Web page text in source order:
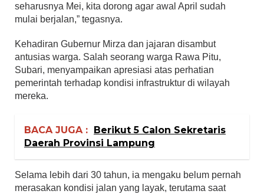
seharusnya Mei, kita dorong agar awal April sudah
mulai berjalan,” tegasnya.
Kehadiran Gubernur Mirza dan jajaran disambut
antusias warga. Salah seorang warga Rawa Pitu,
Subari, menyampaikan apresiasi atas perhatian
pemerintah terhadap kondisi infrastruktur di wilayah
mereka.
BACA JUGA :
Berikut 5 Calon Sekretaris
Daerah Provinsi Lampung
Selama lebih dari 30 tahun, ia mengaku belum pernah
merasakan kondisi jalan yang layak, terutama saat